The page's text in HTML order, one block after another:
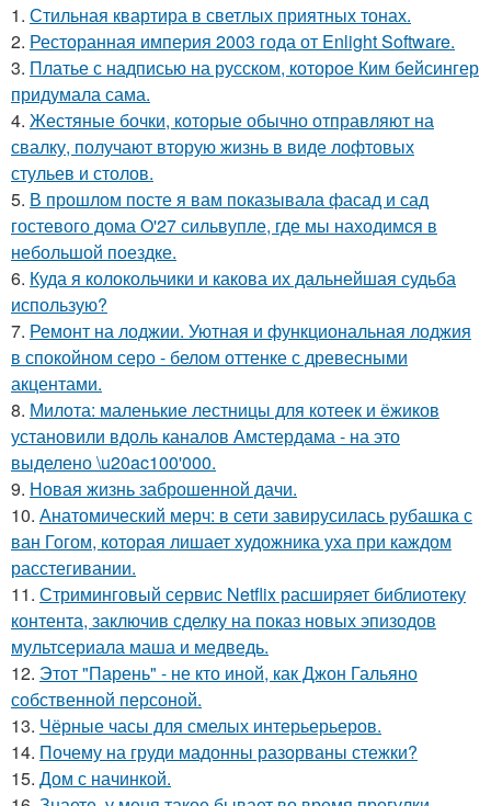
1. Стильная квартира в светлых приятных тонах.
2. Ресторанная империя 2003 года от Enlight Software.
3. Платье с надписью на русском, которое Ким бейсингер
придумала сама.
4. Жестяные бочки, которые обычно отправляют на
свалку, получают вторую жизнь в виде лофтовых
стульев и столов.
5. В прошлом посте я вам показывала фасад и сад
гостевого дома O'27 сильвупле, где мы находимся в
небольшой поездке.
6. Куда я колокольчики и какова их дальнейшая судьба
использую?
7. Ремонт на лоджии. Уютная и функциональная лоджия
в спокойном серо - белом оттенке с древесными
акцентами.
8. Милота: маленькие лестницы для котеек и ёжиков
установили вдоль каналов Амстердама - на это
выделено \u20ac100'000.
9. Новая жизнь заброшенной дачи.
10. Анатомический мерч: в сети завирусилась рубашка с
ван Гогом, которая лишает художника уха при каждом
расстегивании.
11. Стриминговый сервис Netflix расширяет библиотеку
контента, заключив сделку на показ новых эпизодов
мультсериала маша и медведь.
12. Этот "Парень" - не кто иной, как Джон Гальяно
собственной персоной.
13. Чёрные часы для смелых интерьерьеров.
14. Почему на груди мадонны разорваны стежки?
15. Дом с начинкой.